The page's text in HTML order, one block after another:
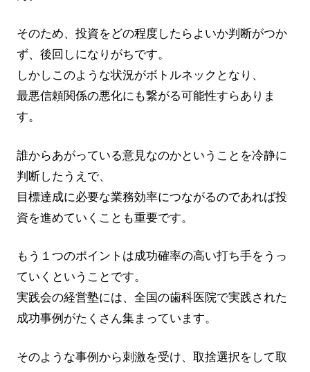
そのため、投資をどの程度したらよいか判断がつか
ず、後回しになりがちです。
しかしこのような状況がボトルネックとなり、
最悪信頼関係の悪化にも繋がる可能性すらありま
す。
誰からあがっている意見なのかということを冷静に
判断したうえで、
目標達成に必要な業務効率につながるのであれば投
資を進めていくことも重要です。
もう１つのポイントは成功確率の高い打ち手をうっ
ていくということです。
実践会の経営塾には、全国の歯科医院で実践された
成功事例がたくさん集まっています。
そのような事例から刺激を受け、取捨選択をして取